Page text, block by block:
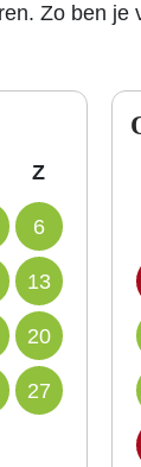
Zo ben
Z
6
13
20
27